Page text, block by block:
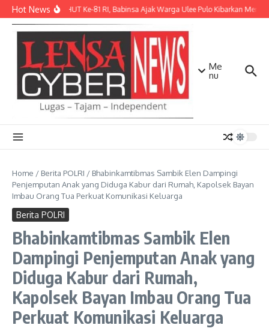
Lewati ke konten
Hot NewsSambut HUT Ke-81 RI, Babinsa Ajak Warga Ulee Pulo Kibarkan Merah
Me
nu
Home / Berita POLRI / Bhabinkamtibmas Sambik Elen Dampingi
Penjemputan Anak yang Diduga Kabur dari Rumah, Kapolsek Bayan
Imbau Orang Tua Perkuat Komunikasi Keluarga
Berita POLRI
Bhabinkamtibmas Sambik Elen
Dampingi Penjemputan Anak yang
Diduga Kabur dari Rumah,
Kapolsek Bayan Imbau Orang Tua
Perkuat Komunikasi Keluarga